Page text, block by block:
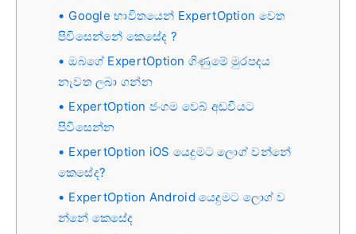
Google භාවිතයෙන් ExpertOption වෙත
පිවිසෙන්නේ කෙසේද ?
ඔබගේ ExpertOption ගිණුමේ මුරපදය
නැවත ලබා ගන්න
ExpertOption ජංගම වෙබ් අඩවියට
පිවිසෙන්න
ExpertOption iOS යෙදුමට ලොග් වන්නේ
කෙසේද?
ExpertOption Android යෙදුමට ලොග් ව
න්නේ කෙසේද